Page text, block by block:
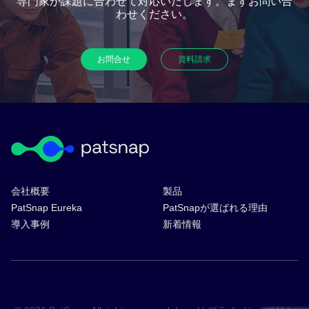
わせください。​
お問合せ​ 資料請求​
会社概要
製品
PatSnap Eureka
PatSnapが選ばれる理由
導入事例
新着情報